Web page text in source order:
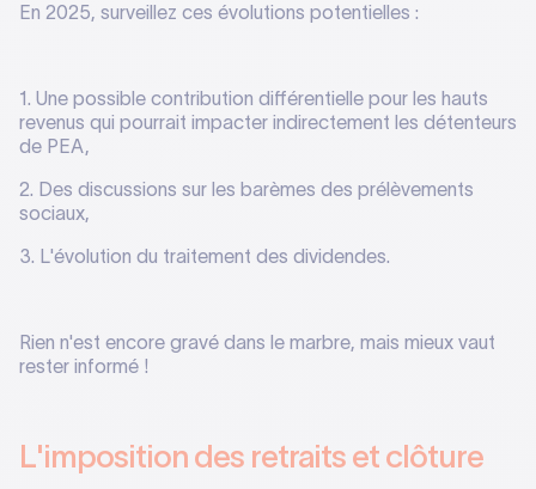
En 2025, surveillez ces évolutions potentielles :
1. Une possible contribution différentielle pour les hauts
revenus qui pourrait impacter indirectement les détenteurs
de PEA,
2. Des discussions sur les barèmes des prélèvements
sociaux,
3. L'évolution du traitement des dividendes.
Rien n'est encore gravé dans le marbre, mais mieux vaut
rester informé !
L'imposition des retraits et clôture